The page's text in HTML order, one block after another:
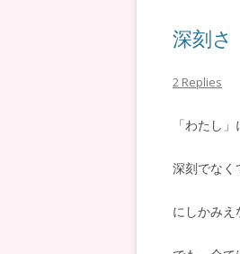
深刻さ
2 Replies
「わたし
深刻でなく
にしかみえ